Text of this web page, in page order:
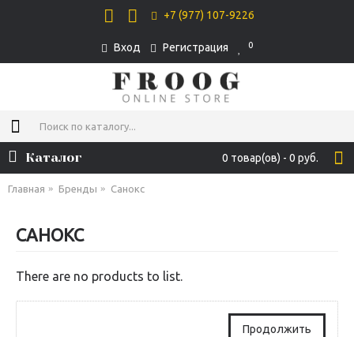
+7 (977) 107-9226
Вход Регистрация 0
0 товар(ов) - 0 руб.
Каталог
Главная Бренды Санокс
САНОКС
There are no products to list.
Продолжить